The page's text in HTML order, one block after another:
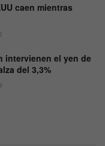
caen mientras
intervienen el yen de
del 3,3%